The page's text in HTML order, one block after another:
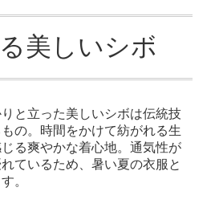
美しいシボ
と立った美しいシボは伝統技
の。時間をかけて紡がれる生
る爽やかな着心地。通気性が
ているため、暑い夏の衣服と
。